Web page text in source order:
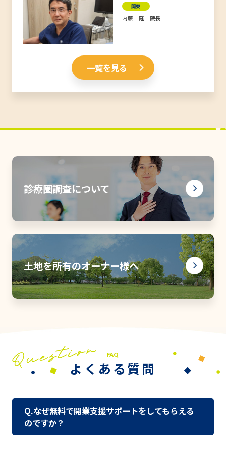
関東
内藤 隆 院長
一覧を見る
診療圏調査について
土地を所有のオーナー様へ
FAQ
よくある質問
Q.なぜ無料で開業支援サポートをしてもらえる
のですか？